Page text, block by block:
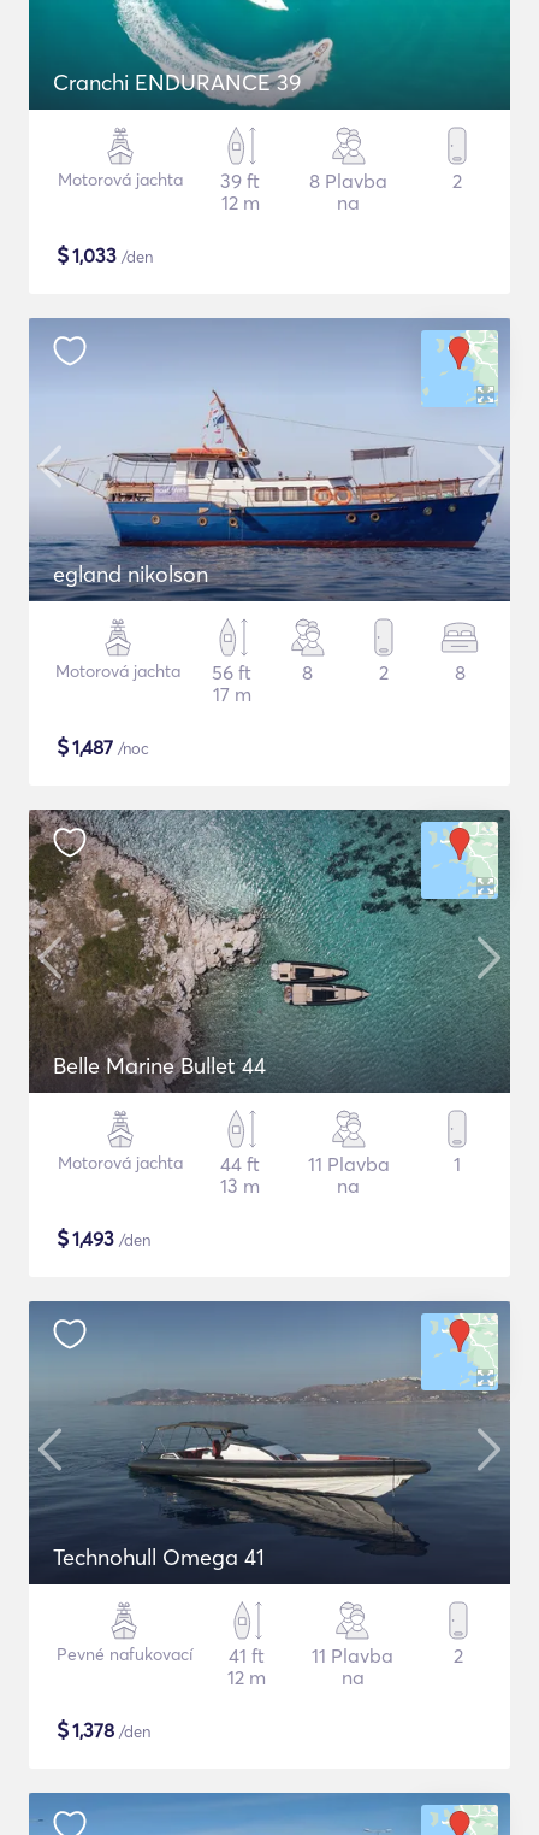
Cranchi ENDURANCE 39
Motorová jachta
39 ft
12 m
8 Plavba
na
2
$1,033 /den
egland nikolson
Motorová jachta
56 ft
17 m
8 2 8
$1,487 /noc
Belle Marine Bullet 44
Motorová jachta
44 ft
13 m
11 Plavba
na
1
$1,493 /den
Technohull Omega 41
Pevné nafukovací
41 ft
12 m
11 Plavba
na
2
$1,378 /den